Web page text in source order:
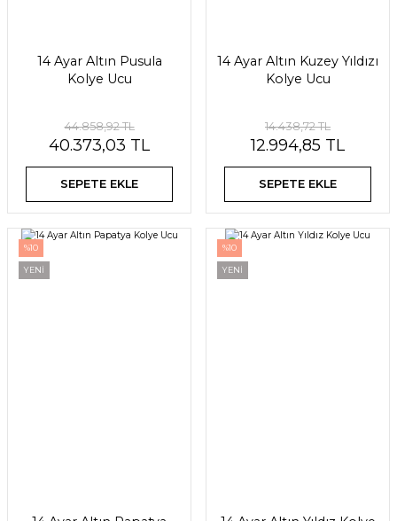
14 Ayar Altın Pusula
Kolye Ucu
44.858,92 TL
40.373,03 TL
SEPETE EKLE
14 Ayar Altın Kuzey Yıldızı
Kolye Ucu
14.438,72 TL
12.994,85 TL
SEPETE EKLE
%10
YENİ
%10
YENİ